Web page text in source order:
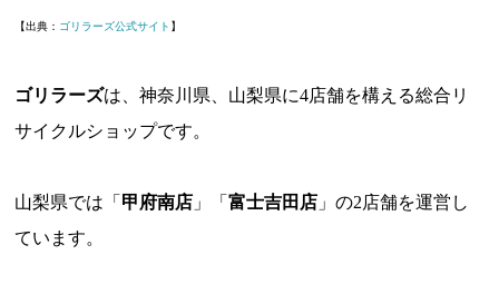
【出典： ゴリラーズ公式サイト 】
ゴリラーズは、神奈川県、山梨県に4店舗を構える総合リ
サイクルショップです。
山梨県では「 甲府南店 」「富士吉田店 」の2店舗を運営し
ています。